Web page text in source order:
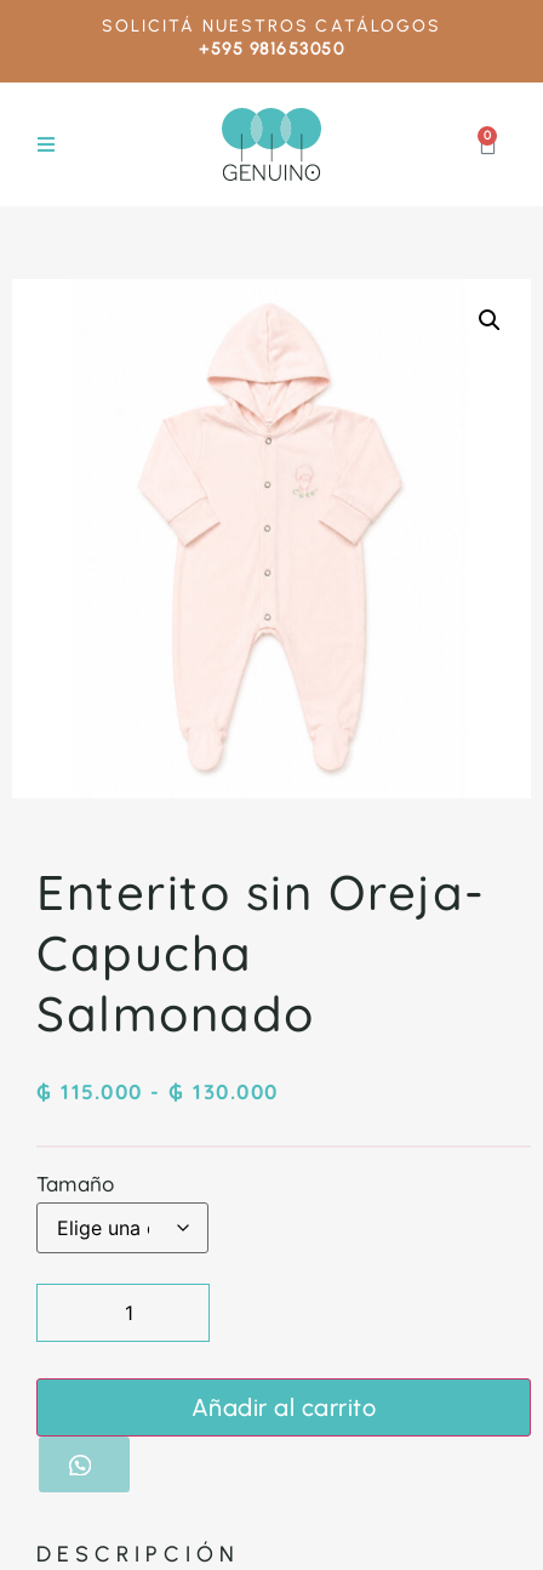
SOLICITÁ NUESTROS CATÁLOGOS
+595 981653050
0
Enterito sin Oreja-
Capucha
Salmonado
₲ 115.000 - ₲ 130.000
Tamaño
Añadir al carrito
DESCRIPCIÓN